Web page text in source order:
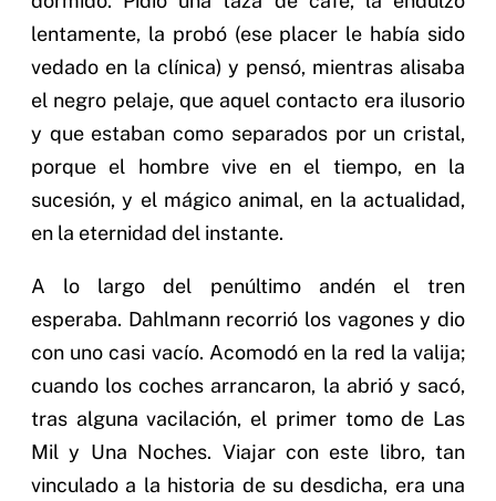
lentamente, la probó (ese placer le había sido
vedado en la clínica) y pensó, mientras alisaba
el negro pelaje, que aquel contacto era ilusorio
y que estaban como separados por un cristal,
porque el hombre vive en el tiempo, en la
sucesión, y el mágico animal, en la actualidad,
en la eternidad del instante.
A lo largo del penúltimo andén el tren
esperaba. Dahlmann recorrió los vagones y dio
con uno casi vacío. Acomodó en la red la valija;
cuando los coches arrancaron, la abrió y sacó,
tras alguna vacilación, el primer tomo de Las
Mil y Una Noches. Viajar con este libro, tan
vinculado a la historia de su desdicha, era una